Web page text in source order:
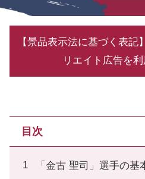
【景品表示法に基づく表記
リエイト広告を
目次
「金古 聖司」選手の基